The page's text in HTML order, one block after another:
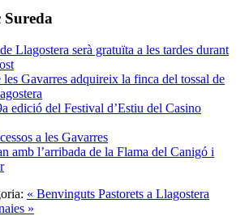
Llagostera serà gratuïta a les tardes durant
Gavarres adquireix la finca del tossal de
edició del Festival d’Estiu del Casino
a les Gavarres
amb l’arribada de la Flama del Canigó i
« Benvinguts Pastorets a Llagostera
»